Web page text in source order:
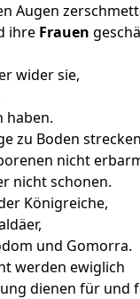
Augen
ihre Frauen
wider sie,
haben.
zu Boden
nicht
nicht schonen.
Königreiche,
und Gomorra.
werden ewiglich
dienen für und